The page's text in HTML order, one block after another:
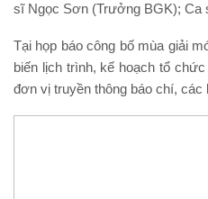
sĩ Ngọc Sơn (Trưởng BGK); Ca
Tại họp báo công bố mùa giải
biến lịch trình, kế hoạch tổ
đơn vị truyền thông báo chí,